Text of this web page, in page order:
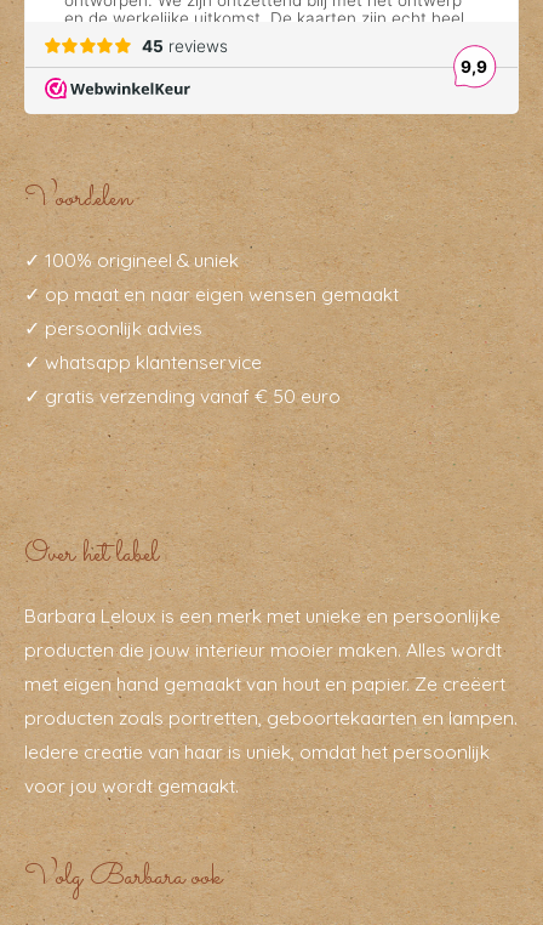
Voordelen
✓ 100% origineel & uniek
✓ op maat en naar eigen wensen gemaakt
✓ persoonlijk advies
✓ whatsapp klantenservice
✓ gratis verzending vanaf € 50 euro
Over het label
Barbara Leloux is een merk met unieke en persoonlijke
producten die jouw interieur mooier maken. Alles wordt
met eigen hand gemaakt van hout en papier. Ze creëert
producten zoals portretten, geboortekaarten en lampen.
Iedere creatie van haar is uniek, omdat het persoonlijk
voor jou wordt gemaakt.
Volg Barbara ook